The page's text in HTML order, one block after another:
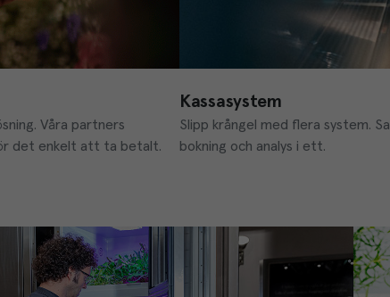
Våra partners
det enkelt att ta betalt.
Kassasystem
Slipp krångel med flera system.
bokning och analys i ett.